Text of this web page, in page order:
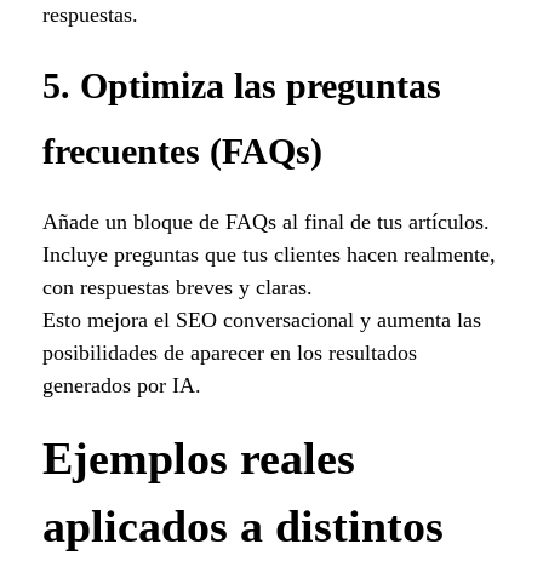
respuestas.
5. Optimiza las preguntas
frecuentes (FAQs)
Añade un bloque de FAQs al final de tus artículos.
Incluye preguntas que tus clientes hacen realmente,
con respuestas breves y claras.
Esto mejora el SEO conversacional y aumenta las
posibilidades de aparecer en los resultados
generados por IA.
Ejemplos reales
aplicados a distintos